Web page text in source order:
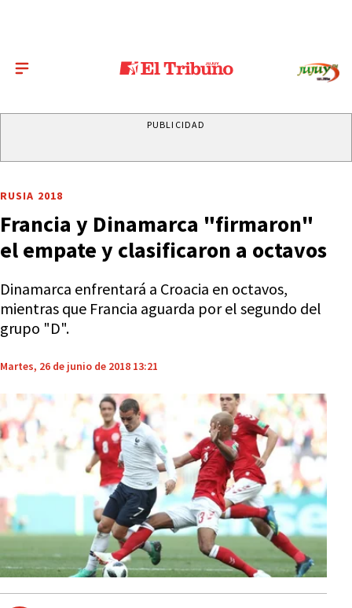
PUBLICIDAD
RUSIA 2018
Francia y Dinamarca "firmaron"
el empate y clasificaron a octavos
Dinamarca enfrentará a Croacia en octavos,
mientras que Francia aguarda por el segundo del
grupo "D".
Martes, 26 de junio de 2018 13:21